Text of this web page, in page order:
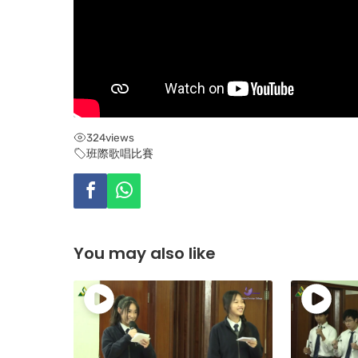
324views
班際歌唱比賽
You may also like